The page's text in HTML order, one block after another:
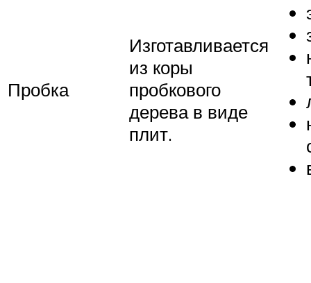
Пробка
Изготавливается
из коры
пробкового
дерева в виде
плит.